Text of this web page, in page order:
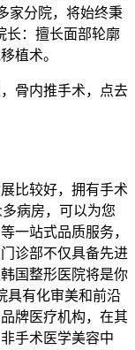
家分院，将始终秉
长：擅长面部轮廓
植术。
骨内推手术，点去
比较好，拥有手术
病房，可以为您
一站式品质服务，
诊部不仅具备先进
国整形医院将是你
具有化审美和前沿
牌医疗机构，在其
手术医学美容中